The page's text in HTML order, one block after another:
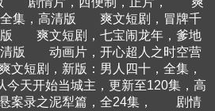
集，高清版
爽文短剧，冒牌千
爽文短剧，七宝闹龙年，爹地
版
动画片，开心超人之时空营
文短剧，新版：男人四十，全集，
今天开始当城主，更新至120集，高
案录之泥犁篇，全24集，
剧情